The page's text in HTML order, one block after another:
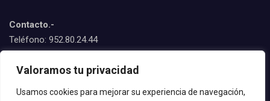
Valoramos tu privacidad
Usamos cookies para mejorar su experiencia de navegación,
Contacto.-
Teléfono: 952.80.24.44
juventud@estepona.es